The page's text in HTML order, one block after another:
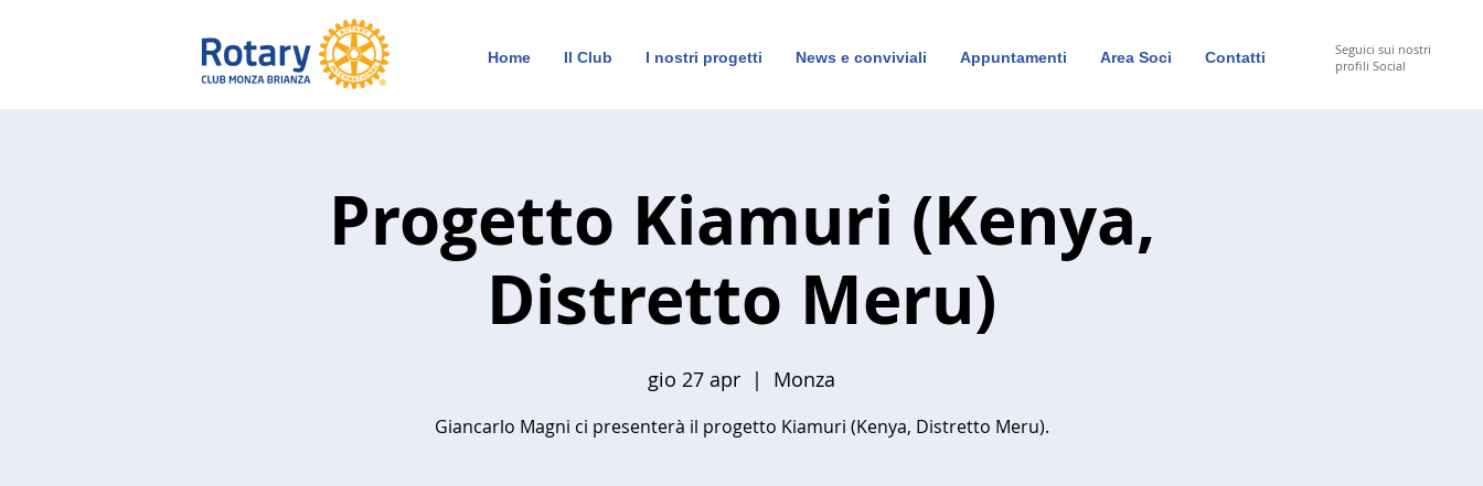
Home Il Club I nostri progetti News e conviviali Appuntamenti Area Soci Contatti
Seguici sui nostri
profili Social
Progetto Kiamuri (Kenya,
Distretto Meru)
gio 27 apr
  |
Monza
Giancarlo Magni ci presenterà il progetto Kiamuri (Kenya, Distretto Meru).